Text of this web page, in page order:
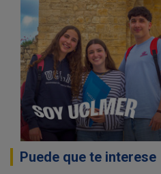
Puede que te interese